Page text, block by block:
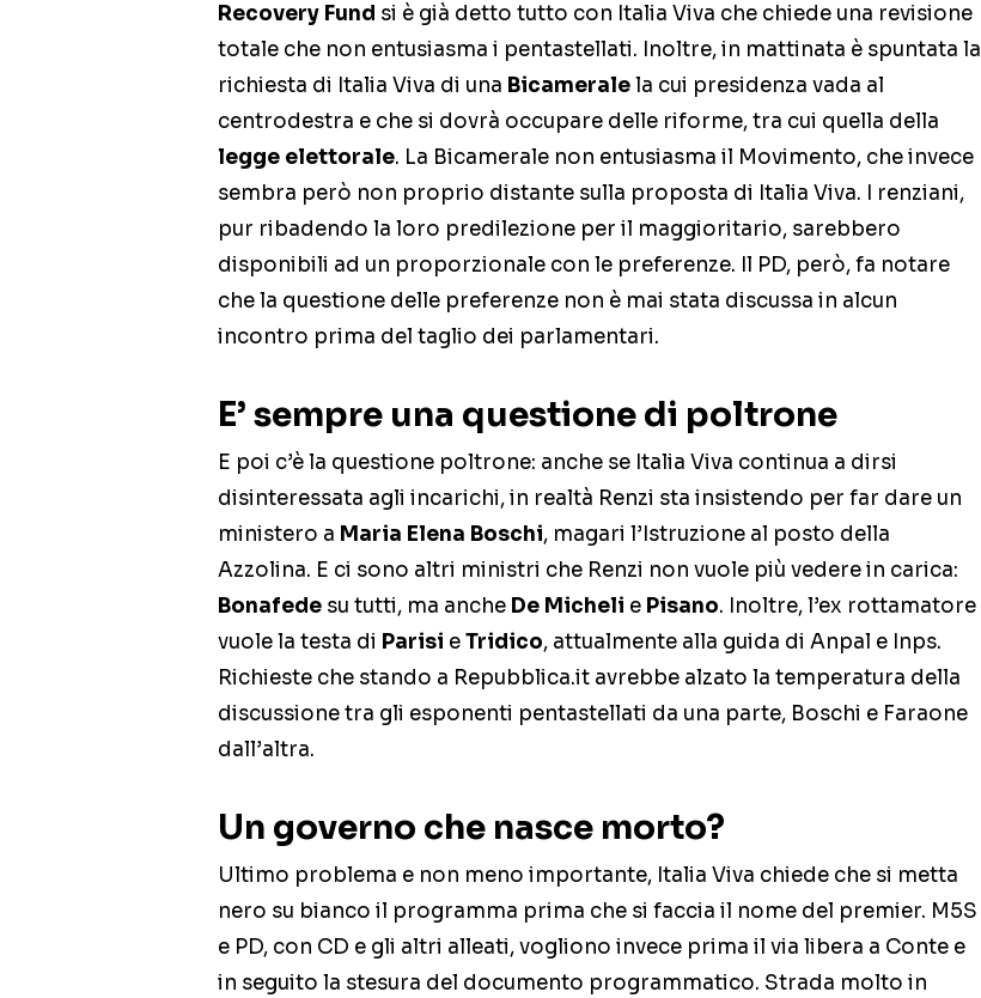
Recovery Fund si è già detto tutto con Italia Viva che chiede una revisione
totale che non entusiasma i pentastellati. Inoltre, in mattinata è spuntata la
richiesta di Italia Viva di una Bicameralela cui presidenza vada al
centrodestra e che si dovrà occupare delle riforme, tra cui quella della
legge elettorale. La Bicamerale non entusiasma il Movimento, che invece
sembra però non proprio distante sulla proposta di Italia Viva. I renziani,
pur ribadendo la loro predilezione per il maggioritario, sarebbero
disponibili ad un proporzionale con le preferenze. Il PD, però, fa notare
che la questione delle preferenze non è mai stata discussa in alcun
incontro prima del taglio dei parlamentari.
E’ sempre una questione di poltrone
E poi c’è la questione poltrone: anche se Italia Viva continua a dirsi
disinteressata agli incarichi, in realtà Renzi sta insistendo per far dare un
ministero a Maria Elena Boschi, magari l’Istruzione al posto della
Azzolina. E ci sono altri ministri che Renzi non vuole più vedere in carica:
Bonafede su tutti, ma anche De Micheli e Pisano. Inoltre, l’ex rottamatore
vuole la testa di Parisi eTridico, attualmente alla guida di Anpal e Inps.
Richieste che stando a Repubblica.it avrebbe alzato la temperatura della
discussione tra gli esponenti pentastellati da una parte, Boschi e Faraone
dall’altra.
Un governo che nasce morto?
Ultimo problema e non meno importante, Italia Viva chiede che si metta
nero su bianco il programma prima che si faccia il nome del premier. M5S
e PD, con CD e gli altri alleati, vogliono invece prima il via libera a Conte e
in seguito la stesura del documento programmatico. Strada molto in